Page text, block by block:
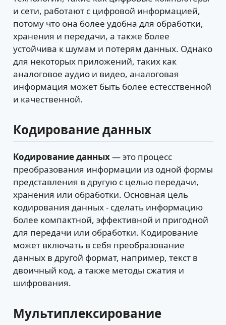
и сети, работают с цифровой информацией,
потому что она более удобна для обработки,
хранения и передачи, а также более
устойчива к шумам и потерям данных. Однако
для некоторых приложений, таких как
аналоговое аудио и видео, аналоговая
информация может быть более естесственной
и качественной.
Кодирование данных
Кодирование данных— это процесс
преобразования информации из одной формы
представления в другую с целью передачи,
хранения или обработки. Основная цель
кодирования данных - сделать информацию
более компактной, эффективной и пригодной
для передачи или обработки. Кодирование
может включать в себя преобразование
данных в другой формат, например, текст в
двоичный код, а также методы сжатия и
шифрования.
Мультиплексирование